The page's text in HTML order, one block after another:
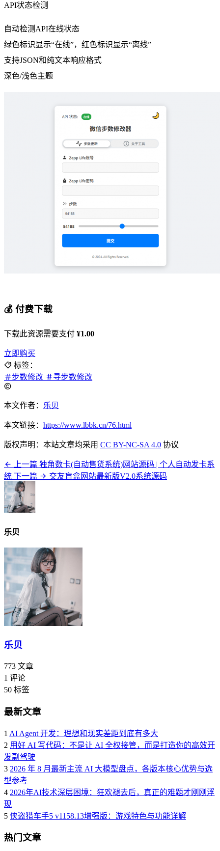
API状态检测
自动检测API在线状态
绿色标识显示“在线”，红色标识显示“离线”
支持JSON和纯文本响应格式
深色/浅色主题
💰 付费下载
下载此资源需要支付 ¥1.00
立即购买
标签：
步数修改
寻步数修改
本文作者： 乐贝
本文链接： https://www.lbbk.cn/76.html
版权声明：本站文章均采用 CC BY-NC-SA 4.0 协议
上一篇 独角数卡(自动售货系统)网站源码 | 个人自动发卡系
统 下一篇 交友盲盒网站最新版V2.0系统源码
乐贝
乐贝
773 文章
1 评论
50 标签
最新文章
1 AI Agent 开发：理想和现实差距到底有多大
2 用好 AI 写代码：不是让 AI 全权接管，而是打造你的高效开
发副驾驶
3 2026 年 8 月最新主流 AI 大模型盘点，各版本核心优势与选
型参考
4 2026年AI技术深层困境：狂欢褪去后，真正的难题才刚刚浮
现
5 侠盗猎车手5 v1158.13增强版：游戏特色与功能详解
热门文章